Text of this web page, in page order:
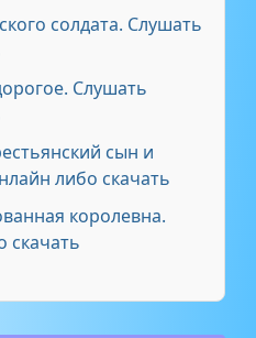
солдата. Слушать
Слушать
сын и
либо скачать
королевна.
скачать